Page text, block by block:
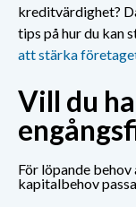
kreditvärdighet?
tips på hur du kan
att stärka
Vill du
För löpande
kapitalbehov